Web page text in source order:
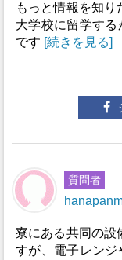
もっと情報を知
大学校に留学す
です [続きを見る]
質問者
寮にある共同の設
すが、電子レン